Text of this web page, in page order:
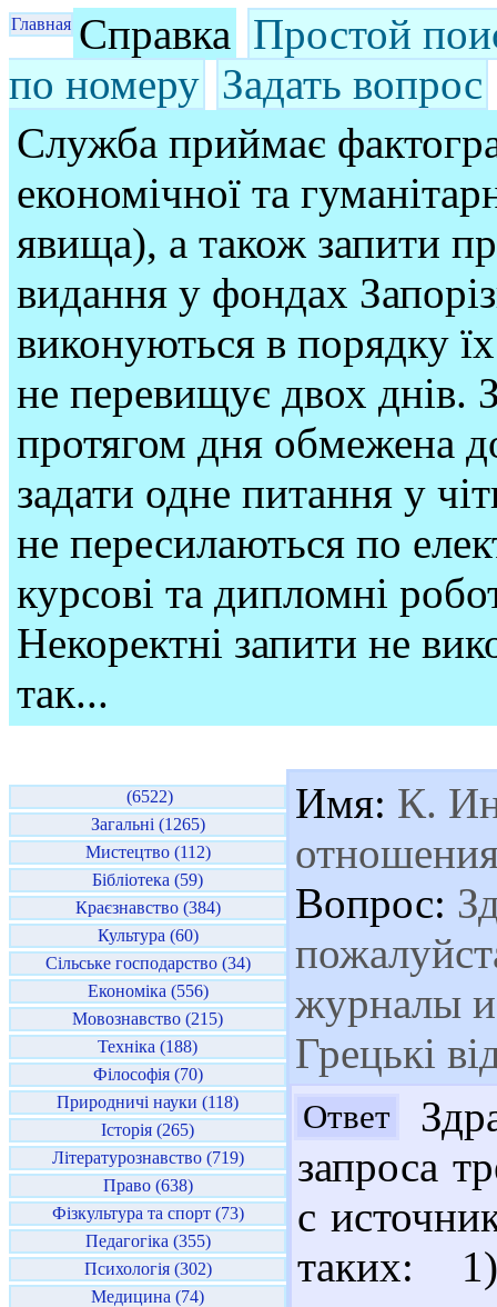
Главная Справка Простой
по номеру Задать вопрос
Служба приймає
економічної та
явища), а також запити
видання у фондах
виконуються в порядку
не перевищує двох днів.
протягом дня обмежена
задати одне питання у
не пересилаються по
курсові та дипломні
Некоректні запити не
так...
(6522)
Загальні (1265)
Мистецтво (112)
Бібліотека (59)
Краєзнавство (384)
Культура (60)
Сільське господарство (34)
Економіка (556)
Мовознавство (215)
Техніка (188)
Філософія (70)
Природничі науки (118)
Історія (265)
Літературознавство (719)
Право (638)
Фізкультура та спорт (73)
Педагогіка (355)
Психологія (302)
Медицина (74)
Имя: К.
Вопрос:
журналы и
Грецькі
Ответ
запроса
с
таких: